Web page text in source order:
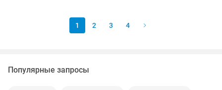
1 2 3 4
Популярные запросы